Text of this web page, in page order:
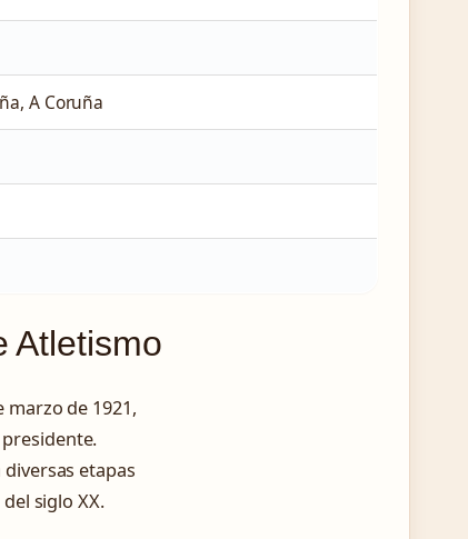
A Coruña
Atletismo
marzo de 1921,
etapas
siglo XX.